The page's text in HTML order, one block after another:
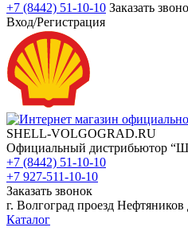
+7 (8442) 51-10-10 Заказать
Вход/Регистрация
SHELL-VOLGOGRAD.RU
Официальный дистрибьютор
+7 (8442) 51-10-10
+7 927-511-10-10
Заказать звонок
г. Волгоград проезд Нефтяников
Каталог